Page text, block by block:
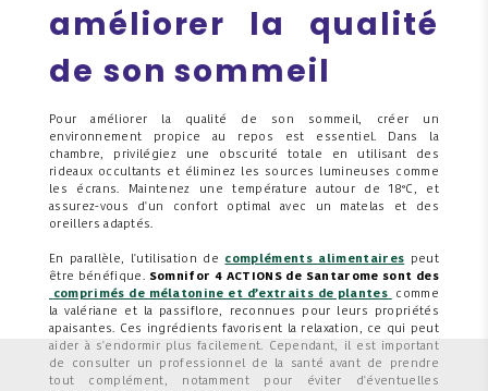
améliorer la qualité
de son sommeil
Pour améliorer la qualité de son sommeil, créer un
environnement propice au repos est essentiel. Dans la
chambre, privilégiez une obscurité totale en utilisant des
rideaux occultants et éliminez les sources lumineuses comme
les écrans. Maintenez une température autour de 18°C, et
assurez-vous d'un confort optimal avec un matelas et des
oreillers adaptés.
En parallèle, l'utilisation de compléments alimentaires peut
être bénéfique. Somnifor 4 ACTIONS de Santarome sont des
comprimés de mélatonine et d’extraits de plantes
comme
la valériane et la passiflore, reconnues pour leurs propriétés
apaisantes. Ces ingrédients favorisent la relaxation, ce qui peut
aider à s'endormir plus facilement. Cependant, il est important
de consulter un professionnel de la santé avant de prendre
tout complément, notamment pour éviter d'éventuelles